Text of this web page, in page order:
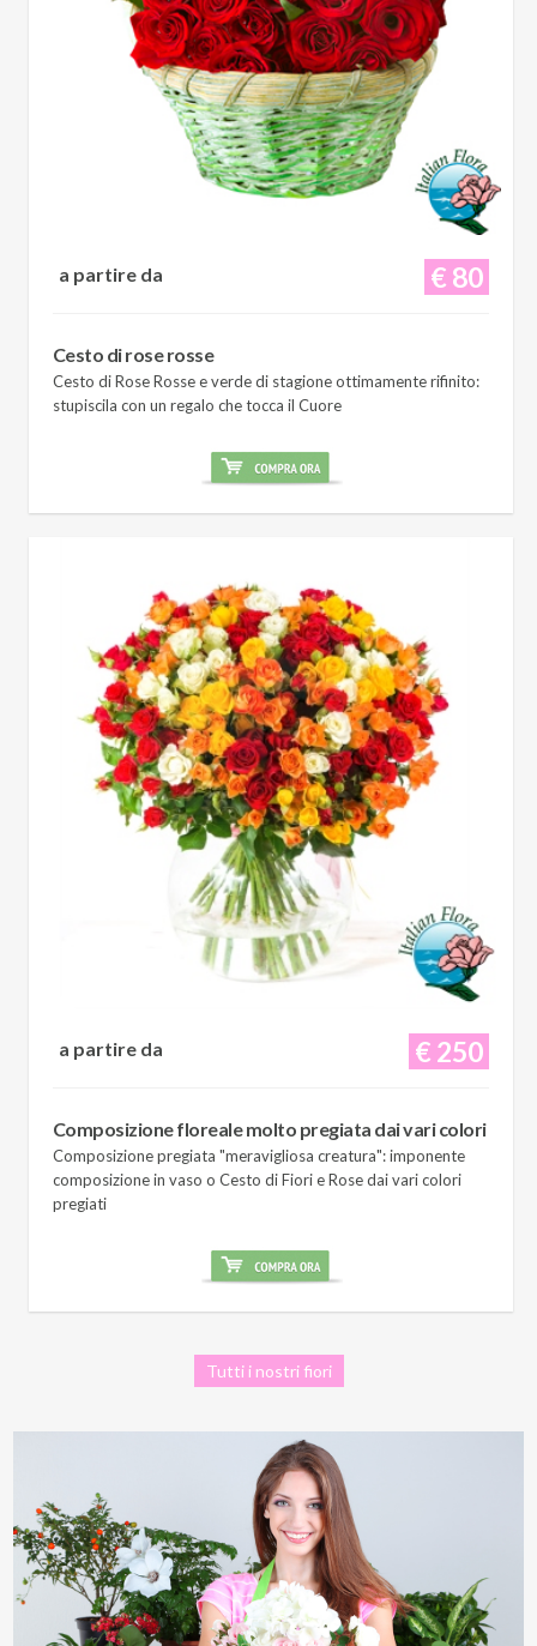
€ 80
a partire da
Cesto di rose rosse
Cesto di Rose Rosse e verde di stagione ottimamente rifinito:
stupiscila con un regalo che tocca il Cuore
€ 250
a partire da
Composizione floreale molto pregiata dai vari colori
Composizione pregiata "meravigliosa creatura": imponente
composizione in vaso o Cesto di Fiori e Rose dai vari colori
pregiati
Tutti i nostri fiori